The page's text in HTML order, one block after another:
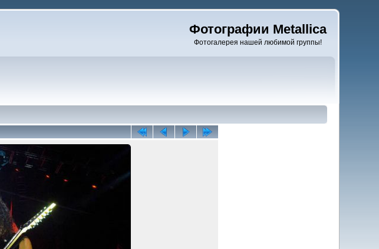
Фотографии Metallica
Фотогалерея нашей любимой группы!